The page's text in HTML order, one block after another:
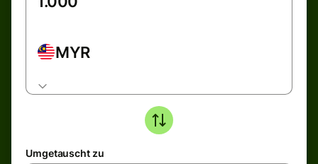
MYR
Umgetauscht zu